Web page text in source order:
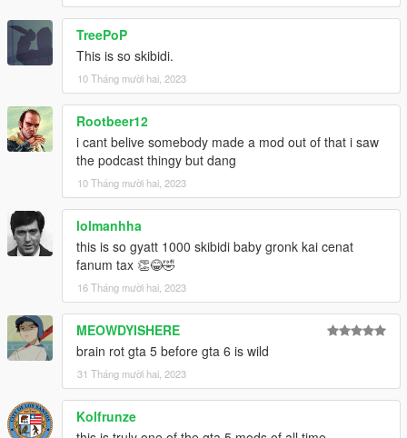
TreePoP
This is so skibidi.
10 Tháng mười hai, 2023
Rootbeer12
i cant belive somebody made a mod out of that i saw
the podcast thingy but dang
10 Tháng mười hai, 2023
lolmanhha
this is so gyatt 1000 skibidi baby gronk kai cenat
fanum tax 👏😂🤣
16 Tháng mười hai, 2023
MEOWDYISHERE
brain rot gta 5 before gta 6 is wild
31 Tháng mười hai, 2023
Kolfrunze